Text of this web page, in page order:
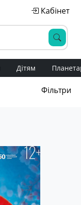
Кабінет
Дітям
Фільтри